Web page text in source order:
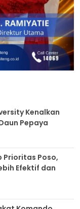
Kenalkan
Pepaya
Prioritas Poso,
Efektif dan